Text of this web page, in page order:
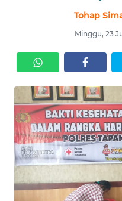
Tohap
Minggu, 23
TOKOH
OPINI
Informasi
INDEKS
BERITA
KONTAK